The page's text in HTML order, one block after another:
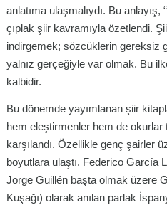
anlatıma ulaşmalıydı. Bu anlayış,
çıplak şiir kavramıyla özetlendi.
indirgemek; sözcüklerin gereksiz
yalnız gerçeğiyle var olmak. Bu
kalbidir.
Bu dönemde yayımlanan şiir
hem eleştirmenler hem de okurlar
karşılandı. Özellikle genç şairler
boyutlara ulaştı. Federico García
Jorge Guillén başta olmak üzere
Kuşağı) olarak anılan parlak